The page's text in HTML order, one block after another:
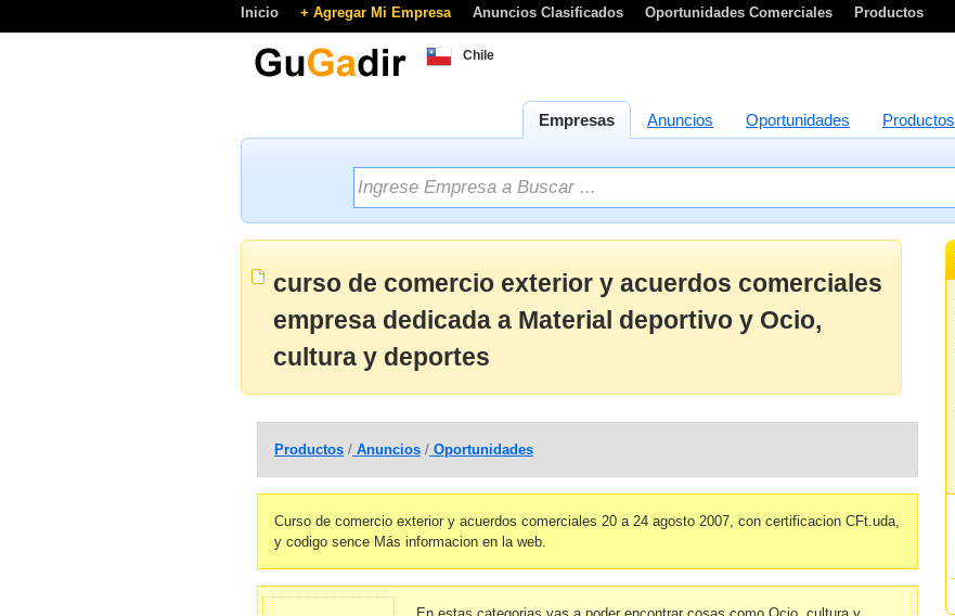
Inicio + Agregar Mi Empresa Anuncios Clasificados Oportunidades Comerciales Productos
Chile
Empresas Anuncios Oportunidades Productos
curso de comercio exterior y acuerdos comerciales
empresa dedicada a Material deportivo y Ocio,
cultura y deportes
Productos / Anuncios / Oportunidades
Curso de comercio exterior y acuerdos comerciales 20 a 24 agosto 2007, con certificacion CFt.uda,
y codigo sence Más informacion en la web.